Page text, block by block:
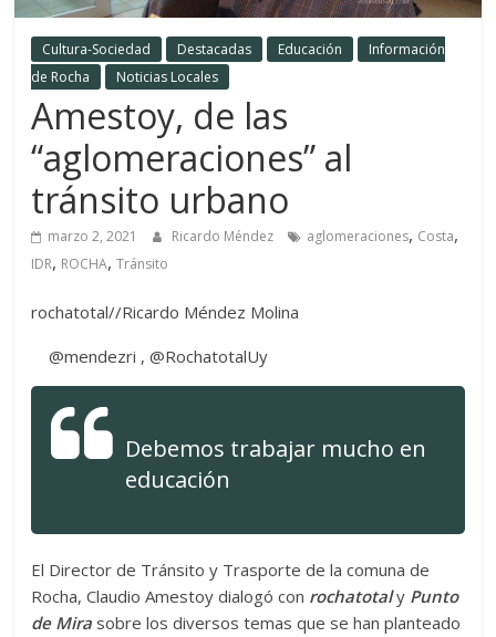
Cultura-Sociedad Destacadas Educación
Información
de Rocha
Noticias Locales
Amestoy, de las
“aglomeraciones” al
tránsito urbano
marzo 2, 2021 Ricardo Méndez aglomeraciones, Costa,
IDR, ROCHA,Tránsito
rochatotal//Ricardo Méndez Molina
@mendezri , @RochatotalUy
Debemos trabajar mucho en
educación
El Director de Tránsito y Trasporte de la comuna de
Rocha, Claudio Amestoy dialogó con rochatotaly Punto
de Mira sobre los diversos temas que se han planteado